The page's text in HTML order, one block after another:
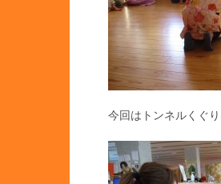
今回はトンネルくぐ